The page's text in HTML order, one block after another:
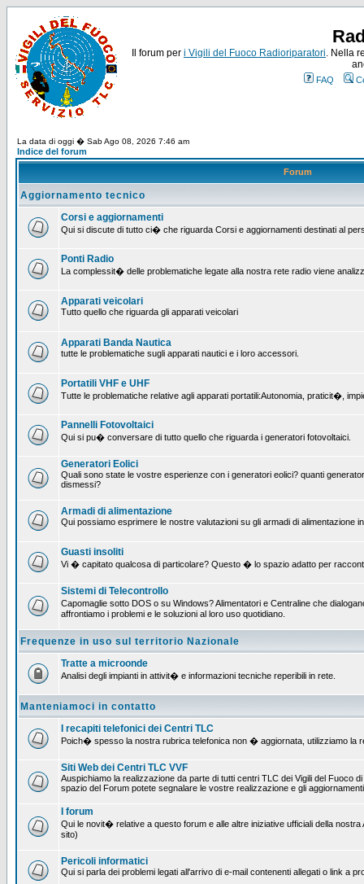
Il forum per i Vigili del Fuoco Radioriparatori. Nella
FAQ
La data di oggi � Sab Ago 08, 2026 7:46 am
Indice del forum
Forum
Aggiornamento tecnico
Corsi e aggiornamenti
Qui si discute di tutto ci� che riguarda Corsi e aggiornamenti destinati al
Ponti Radio
La complessit� delle problematiche legate alla nostra rete radio viene
Apparati veicolari
Tutto quello che riguarda gli apparati veicolari
Apparati Banda Nautica
tutte le problematiche sugli apparati nautici e i loro accessori.
Portatili VHF e UHF
Tutte le problematiche relative agli apparati portatili:Autonomia, praticit�,
Pannelli Fotovoltaici
Qui si pu� conversare di tutto quello che riguarda i generatori fotovoltaici.
Generatori Eolici
Quali sono state le vostre esperienze con i generatori eolici? quanti
dismessi?
Armadi di alimentazione
Qui possiamo esprimere le nostre valutazioni su gli armadi di alimentazione
Guasti insoliti
Vi � capitato qualcosa di particolare? Questo � lo spazio adatto per
Sistemi di Telecontrollo
Capomaglie sotto DOS o su Windows? Alimentatori e Centraline che
affrontiamo i problemi e le soluzioni al loro uso quotidiano.
Frequenze in uso sul territorio Nazionale
Tratte a microonde
Analisi degli impianti in attivit� e informazioni tecniche reperibili in rete.
Manteniamoci in contatto
I recapiti telefonici dei Centri TLC
Poich� spesso la nostra rubrica telefonica non � aggiornata, utilizziamo la
Siti Web dei Centri TLC VVF
Auspichiamo la realizzazione da parte di tutti centri TLC dei Vigili del Fuoco
spazio del Forum potete segnalare le vostre realizzazione e gli
I forum
Qui le novit� relative a questo forum e alle altre iniziative ufficiali della
sito)
Pericoli informatici
Qui si parla dei problemi legati all'arrivo di e-mail contenenti allegati o link a